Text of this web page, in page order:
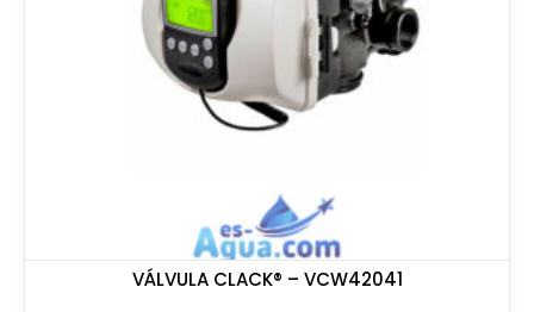
VÁLVULA CLACK® – VCW42041